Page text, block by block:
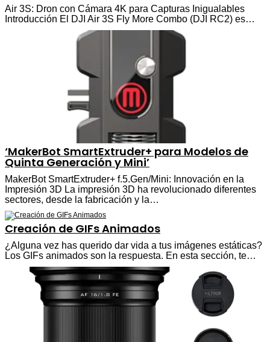
Air 3S: Dron con Cámara 4K para Capturas Inigualables
Introducción El DJI Air 3S Fly More Combo (DJI RC2) es…
‘MakerBot SmartExtruder+ para Modelos de
Quinta Generación y Mini’
MakerBot SmartExtruder+ f.5.Gen/Mini: Innovación en la
Impresión 3D La impresión 3D ha revolucionado diferentes
sectores, desde la fabricación y la…
Creación de GIFs Animados
¿Alguna vez has querido dar vida a tus imágenes estáticas?
Los GIFs animados son la respuesta. En esta sección, te…